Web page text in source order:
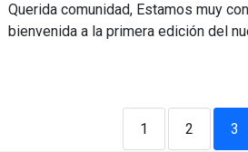
Querida comunidad, Estamos muy
bienvenida a la primera edición del
1 2 3